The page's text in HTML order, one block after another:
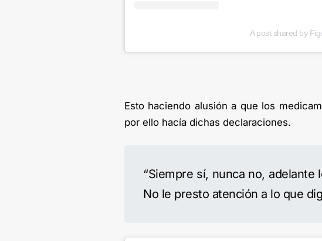
A post shared by
Esto haciendo alusión a que los
por ello hacía dichas declaraciones.
“Siempre sí, nunca no,
No le presto atención a lo que